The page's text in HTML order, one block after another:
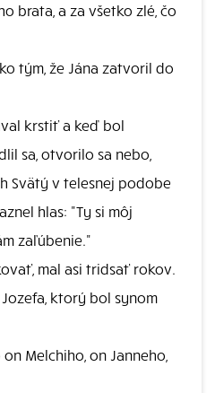
brata, a za všetko zlé, čo
tým, že Jána zatvoril do
krstiť a keď bol
sa, otvorilo sa nebo,
Svätý v telesnej podobe
hlas: "Ty si môj
zaľúbenie."
mal asi tridsať rokov.
Jozefa, ktorý bol synom
Melchiho, on Janneho,